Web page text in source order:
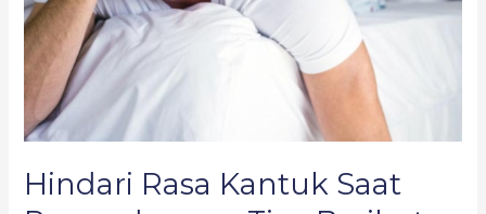
Hindari Rasa Kantuk Saat